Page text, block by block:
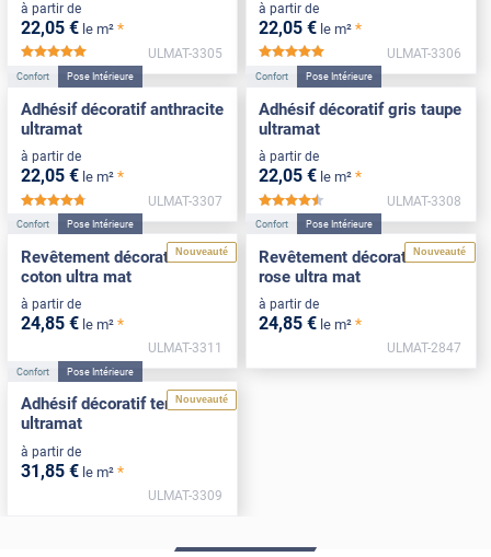
à partir de
22,05 € le m² *
*****
ULMAT-3305
à partir de
22,05 € le m² *
ULMAT-3306
Confort Pose Intérieure
Adhésif décoratif anthracite
ultramat
à partir de
22,05 € le m² *
*****
ULMAT-3307
Confort Pose Intérieure
Adhésif décoratif gris taupe
ultramat
à partir de
22,05 € le m² *
*****
ULMAT-3308
Nouveauté
Confort Pose Intérieure
Revêtement décoratif blanc
coton ultra mat
à partir de
24,85 € le m² *
ULMAT-3311
Nouveauté
Confort Pose Intérieure
Revêtement décoratif sable
rose ultra mat
à partir de
24,85 € le m² *
ULMAT-2847
Nouveauté
Confort Pose Intérieure
Adhésif décoratif terracotta
ultramat
à partir de
31,85 € le m² *
ULMAT-3309